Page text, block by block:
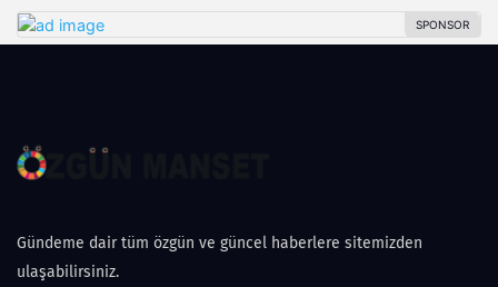
Gündeme dair tüm özgün ve güncel haberlere sitemizden
ulaşabilirsiniz.